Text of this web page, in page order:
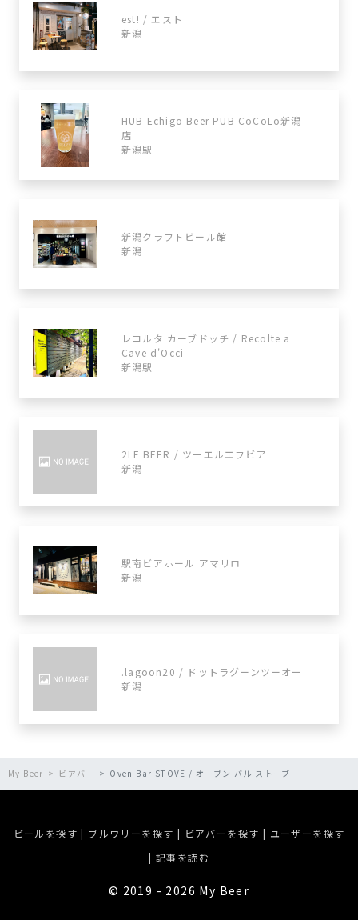
est! / エスト
新潟
HUB Echigo Beer PUB CoCoLo新潟
店
新潟駅
新潟クラフトビール館
新潟
レコルタ カーブドッチ / Recolte a
Cave d'Occi
新潟駅
2LF BEER / ツーエルエフビア
新潟
駅南ビアホール アマリロ
新潟
.lagoon20 / ドットラグーンツーオー
新潟
My Beer ビアバー Oven Bar STOVE / オーブン バル ストーブ
ビールを探す | ブルワリーを探す | ビアバーを探す | ユーザーを探す
| 記事を読む
©︎ 2019 - 2026 My Beer